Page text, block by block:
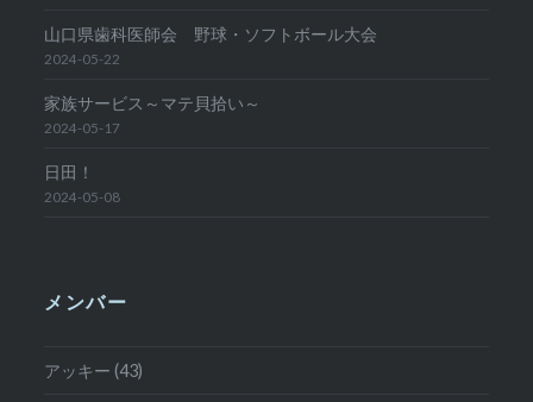
山口県歯科医師会 野球・ソフトボール大会
2024-05-22
家族サービス～マテ貝拾い～
2024-05-17
日田！
2024-05-08
メンバー
アッキー (43)